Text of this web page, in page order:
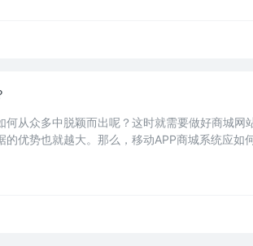
从众多中脱颖而出呢？这时就需要做好商城网
优势也就越大。那么，移动APP商城系统应如